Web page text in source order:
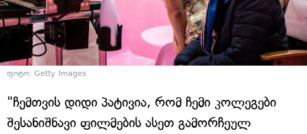
ფოტო: Getty Images
"ჩემთვის დიდი პატივია, რომ ჩემი კოლეგები
შესანიშნავი ფილმების ასეთ გამორჩეულ